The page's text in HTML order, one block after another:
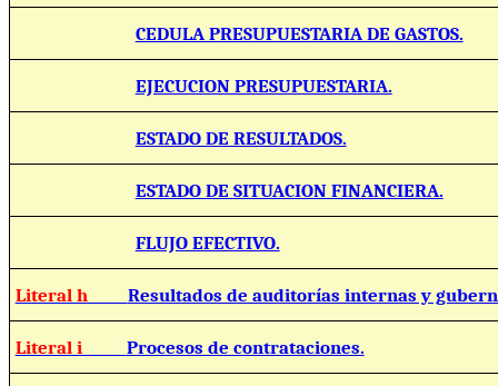
CEDULA PRESUPUESTARIA DE GASTOS.
EJECUCION PRESUPUESTARIA.
ESTADO DE RESULTADOS.
ESTADO DE SITUACION FINANCIERA.
FLUJO EFECTIVO.
Literal h Resultados de auditorías internas y
Literal i Procesos de contrataciones.